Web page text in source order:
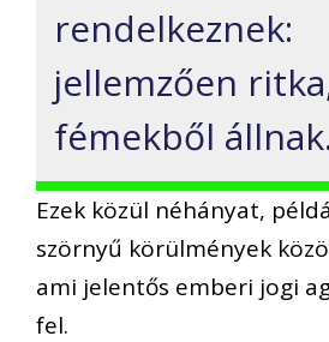
rendelkeznek:
jellemzően
fémekből állnak.
Ezek közül néhányat,
szörnyű körülmények
ami jelentős emberi jogi
fel.